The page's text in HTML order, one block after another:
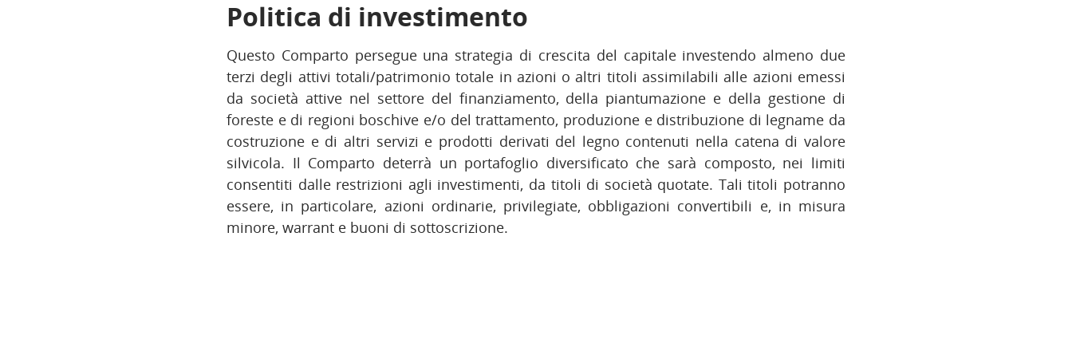
Politica di investimento
Questo Comparto persegue una strategia di crescita del capitale investendo almeno due
terzi degli attivi totali/patrimonio totale in azioni o altri titoli assimilabili alle azioni emessi
da società attive nel settore del finanziamento, della piantumazione e della gestione di
foreste e di regioni boschive e/o del trattamento, produzione e distribuzione di legname da
costruzione e di altri servizi e prodotti derivati del legno contenuti nella catena di valore
silvicola. Il Comparto deterrà un portafoglio diversificato che sarà composto, nei limiti
consentiti dalle restrizioni agli investimenti, da titoli di società quotate. Tali titoli potranno
essere, in particolare, azioni ordinarie, privilegiate, obbligazioni convertibili e, in misura
minore, warrant e buoni di sottoscrizione.